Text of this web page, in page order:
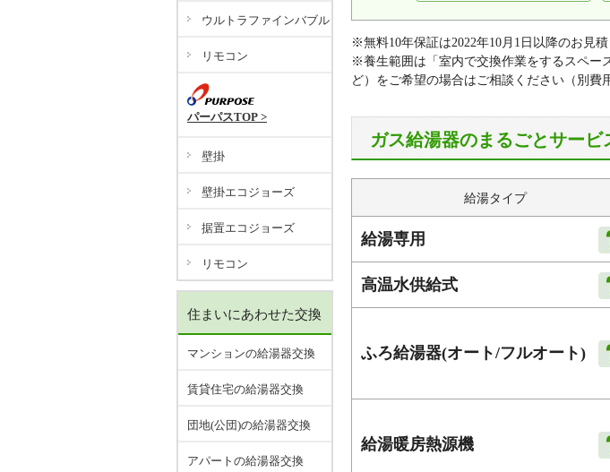
※無料10年保証は2022年10月1日以降のお見
※養生範囲は「室内で交換作業をするスペー
ど）をご希望の場合はご相談ください（別費
ガス給湯器のまるごとサービ
給湯タイプ
給湯専用
高温水供給式
ふろ給湯器(オート/フルオート)
給湯暖房熱源機
ウルトラファインバブル
リモコン
パーパスTOP >
壁掛
壁掛エコジョーズ
据置エコジョーズ
リモコン
住まいにあわせた交換
マンションの給湯器交換
賃貸住宅の給湯器交換
団地(公団)の給湯器交換
アパートの給湯器交換